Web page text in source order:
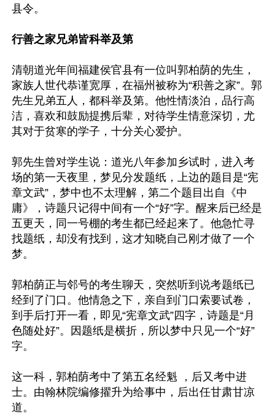
县令。
行善之家兄弟皆科举及第
清朝道光年间福建侯官县有一位叫郭柏荫的先生，
家族人世代恭谨宽厚，在福州被称为“积善之家”。郭
先生兄弟五人，都科举及第。他性情淡泊，品行高
洁，喜欢和鼓励提携后辈，对待学生情意深切，尤
其对于贫寒的学子，十分关心爱护。
郭先生曾对学生说：道光八年参加乡试时，进入考
场的第一天夜里，梦见分发题纸，上边的题目是“宪
章文武”，梦中也不太理解，第二个题目出自《中
庸》，诗题只记得中间有一个“好”字。醒来后已经是
五更天，同一号棚的考生都已经起来了。他急忙寻
找题纸，却没有找到，这才知晓自己刚才做了一个
梦。
郭柏荫正与邻号的考生聊天，突然听到说考题纸已
经到了门口。他情急之下，亲自到门口索要试卷，
到手后打开一看，即见“宪章文武”四字，诗题是“月
色随处好”。因题纸是横折，所以梦中只见一个“好”
字。
这一科，郭柏荫考中了第五名经魁 ，后又考中进
士。由翰林院编修擢升为给事中，后出任甘肃甘凉
道。